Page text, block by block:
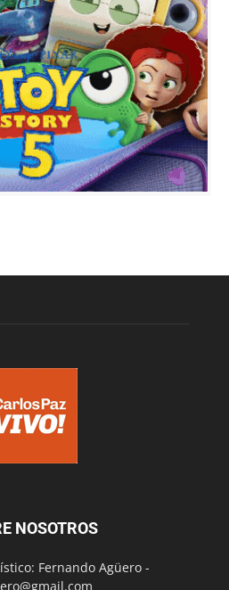
NOSOTROS
Fernando Agüero -